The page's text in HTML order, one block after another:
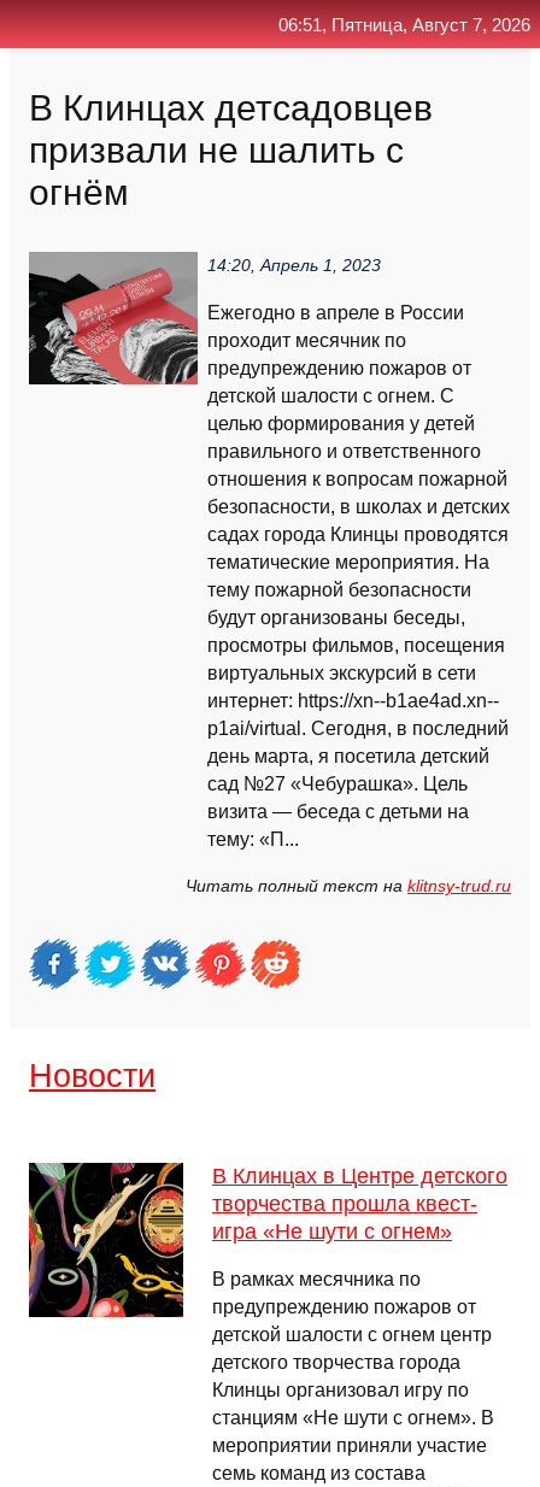
В Клинцах детсадовцев
призвали не шалить с
огнём
14:20, Апрель 1, 2023
Ежегодно в апреле в России
проходит месячник по
предупреждению пожаров от
детской шалости с огнем. С
целью формирования у детей
правильного и ответственного
отношения к вопросам пожарной
безопасности, в школах и детских
садах города Клинцы проводятся
тематические мероприятия. На
тему пожарной безопасности
будут организованы беседы,
просмотры фильмов, посещения
виртуальных экскурсий в сети
интернет: https://xn--b1ae4ad.xn--
p1ai/virtual. Сегодня, в последний
день марта, я посетила детский
сад №27 «Чебурашка». Цель
визита — беседа с детьми на
тему: «П...
Читать полный текст на klitnsy-trud.ru
Новости
В Клинцах в Центре детского
творчества прошла квест-
игра «Не шути с огнем»
В рамках месячника по
предупреждению пожаров от
детской шалости с огнем центр
детского творчества города
Клинцы организовал игру по
станциям «Не шути с огнем». В
мероприятии приняли участие
семь команд из состава
06:51, Пятница, Август 7, 2026